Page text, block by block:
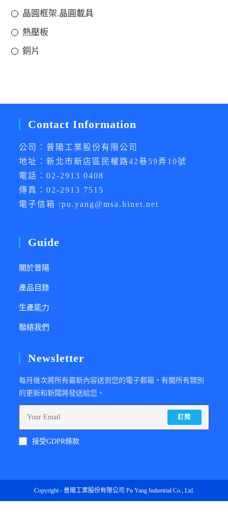
晶圓框架.晶圓載具
熱壓板
銅片
Contact Information
公司：普陽工業股份有限公司
地址：新北市新店區民權路42巷59弄10號
電話：02-2913 0408
傳真：02-2913 7515
電子信箱 :pu.yang@msa.hinet.net
Guide
關於普陽
產品目錄
生產能力
聯絡我們
Newsletter
每月幾次將所有最新內容送到您的電子郵箱。有關所有類別
的更新和新聞將發送給您。
訂閱
接受GDPR條款
Copyright - 普陽工業股份有限公司 Pu Yang Industrial Co., Ltd.